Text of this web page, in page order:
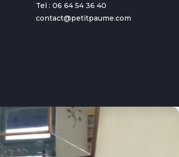
Tel : 06 64 54 36 40
contact@petitpaume.com